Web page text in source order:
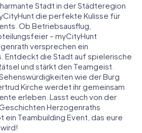
Stadt in der Städteregion
die perfekte Kulisse für
Ob Betriebsausflug,
– myCityHunt
versprechen ein
Entdeckt die Stadt auf spielerische
und stärkt den Teamgeist.
wie der Burg
Kirche werdet ihr gemeinsam
erleben. Lasst euch von der
Herzogenraths
ein Teambuilding Event, das eure